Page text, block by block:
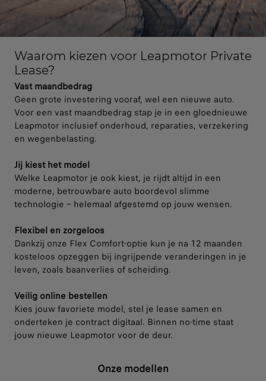
Waarom kiezen voor Leapmotor Private
Lease?
Vast maandbedrag
Geen grote investering vooraf, wel een nieuwe auto.
Voor een vast maandbedrag stap je in een gloednieuwe
Leapmotor inclusief onderhoud, reparaties, verzekering
en wegenbelasting.
Jij kiest het model
Welke Leapmotor je ook kiest, je rijdt altijd in een
moderne, betrouwbare auto boordevol slimme
technologie – helemaal afgestemd op jouw wensen.
Flexibel en zorgeloos
Dankzij onze Flex Comfort-optie kun je na 12 maanden
kosteloos opzeggen bij ingrijpende veranderingen in je
leven, zoals baanverlies of scheiding.
Veilig online bestellen
Kies jouw favoriete model, stel je lease samen en
onderteken je contract digitaal. Binnen no-time staat
jouw nieuwe Leapmotor voor de deur.
Onze modellen